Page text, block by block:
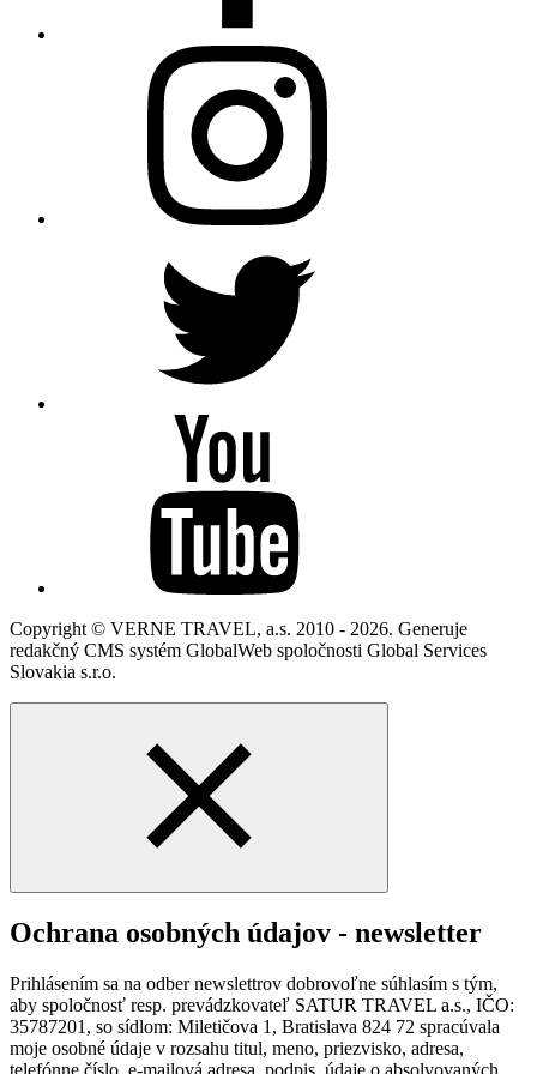
Copyright © VERNE TRAVEL, a.s. 2010 - 2026. Generuje
redakčný CMS systém GlobalWeb spoločnosti Global Services
Slovakia s.r.o.
Ochrana osobných údajov - newsletter
Prihlásením sa na odber newslettrov dobrovoľne súhlasím s tým,
aby spoločnosť resp. prevádzkovateľ SATUR TRAVEL a.s., IČO:
35787201, so sídlom: Miletičova 1, Bratislava 824 72 spracúvala
moje osobné údaje v rozsahu titul, meno, priezvisko, adresa,